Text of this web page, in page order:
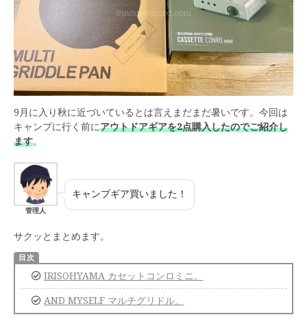
9月に入り秋に近づいているとは言えまだまだ暑いです。今回は
キャンプに行く前にアウトドアギアを2点購入したのでご紹介し
ます。
管理人
キャンプギア買いました！
サクッとまとめます。
IRISOHYAMA カセットコンロミニ。
AND MYSELF マルチグリドル。